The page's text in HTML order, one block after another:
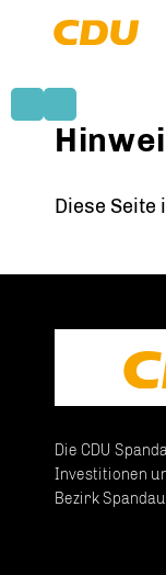
Diese
Die CDU
Investitionen
Bezirk